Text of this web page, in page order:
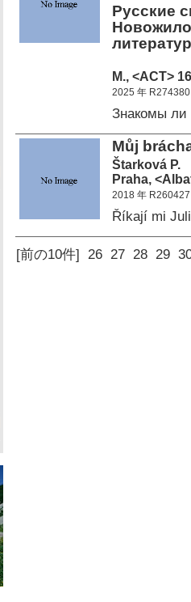
Русские
М., <АСТ>
2025 年 R274380
Знакомы ли
Můj
Štarková P.
Praha,
2018 年 R260427
Říkají mi
[前の10件] 26 27 28 29